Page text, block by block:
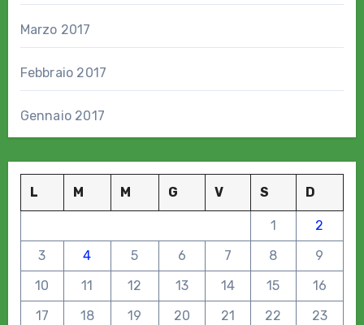
Marzo 2017
Febbraio 2017
Gennaio 2017
L M M G V S D
1
2
3
4 5 6 7 8
9
10
11 12 13 14 15
16
17
18 19 20 21 22
23